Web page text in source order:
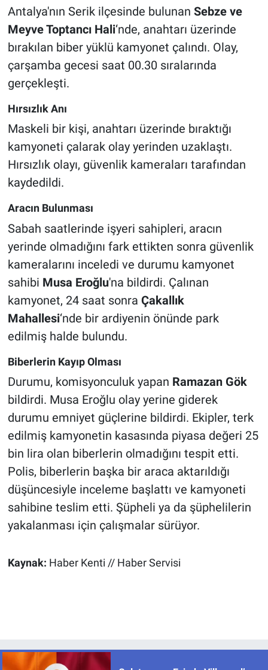
Antalya'nın Serik ilçesinde bulunan Sebze ve
Meyve Toptancı Hali‘nde, anahtarı üzerinde
bırakılan biber yüklü kamyonet çalındı. Olay,
çarşamba gecesi saat 00.30 sıralarında
gerçekleşti.
Hırsızlık Anı
Maskeli bir kişi, anahtarı üzerinde bıraktığı
kamyoneti çalarak olay yerinden uzaklaştı.
Hırsızlık olayı, güvenlik kameraları tarafından
kaydedildi.
Aracın Bulunması
Sabah saatlerinde işyeri sahipleri, aracın
yerinde olmadığını fark ettikten sonra güvenlik
kameralarını inceledi ve durumu kamyonet
sahibi Musa Eroğlu'na bildirdi. Çalınan
kamyonet, 24 saat sonra Çakallık
Mahallesi‘nde bir ardiyenin önünde park
edilmiş halde bulundu.
Biberlerin Kayıp Olması
Durumu, komisyonculuk yapan Ramazan Gök
bildirdi. Musa Eroğlu olay yerine giderek
durumu emniyet güçlerine bildirdi. Ekipler, terk
edilmiş kamyonetin kasasında piyasa değeri 25
bin lira olan biberlerin olmadığını tespit etti.
Polis, biberlerin başka bir araca aktarıldığı
düşüncesiyle inceleme başlattı ve kamyoneti
sahibine teslim etti. Şüpheli ya da şüphelilerin
yakalanması için çalışmalar sürüyor.
Kaynak: Haber Kenti // Haber Servisi